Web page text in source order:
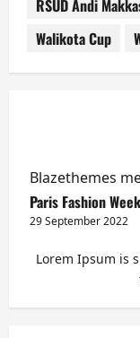
RSUD Andi
Walikota Cup
Blazethemes
Paris Fashion
29 September 2022
Lorem Ipsum is